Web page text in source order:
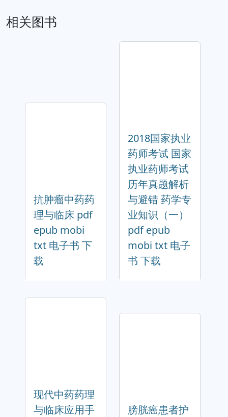
相关图书
抗肿瘤中药药
理与临床 pdf
epub mobi
txt 电子书 下
载
2018国家执业
药师考试 国家
执业药师考试
历年真题解析
与避错 药学专
业知识（一）
pdf epub
mobi txt 电子
书 下载
现代中药药理
与临床应用手
膀胱癌患者护